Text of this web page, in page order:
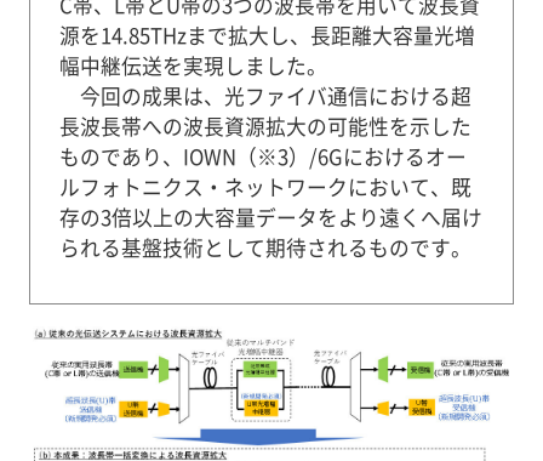
源を14.85THzまで拡大し、長距離大容量光増
幅中継伝送を実現しました。
今回の成果は、光ファイバ通信における超
長波長帯への波長資源拡大の可能性を示した
ものであり、IOWN（※3）/6Gにおけるオー
ルフォトニクス・ネットワークにおいて、既
存の3倍以上の大容量データをより遠くへ届け
られる基盤技術として期待されるものです。